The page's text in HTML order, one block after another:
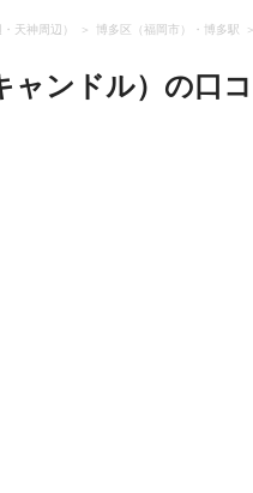
天神周辺） 博多区（福岡市）・博多駅
ンドル） の口